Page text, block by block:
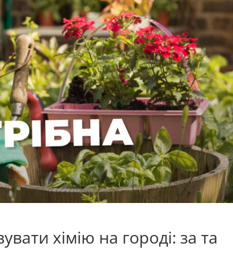
хімію на городі: за та